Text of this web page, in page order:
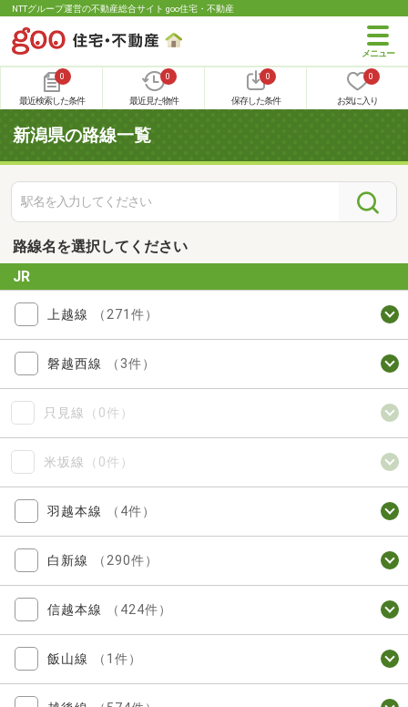
NTTグループ運営の不動産総合サイト goo住宅・不動産
0
最近検索した条件
0
最近見た物件
0
保存した条件
0
お気に入り
新潟県の路線一覧
路線名を選択してください
JR
上越線 （271件）
磐越西線 （3件）
只見線 （0件）
米坂線 （0件）
羽越本線 （4件）
白新線 （290件）
信越本線 （424件）
飯山線 （1件）